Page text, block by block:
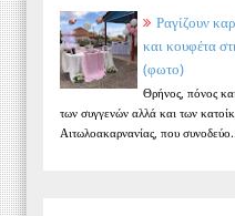
Ραγίζουν
και κουφέτα
(φωτο)
Θρήνος, πόνος
των συγγενών αλλά και των
Αιτωλοακαρνανίας, που